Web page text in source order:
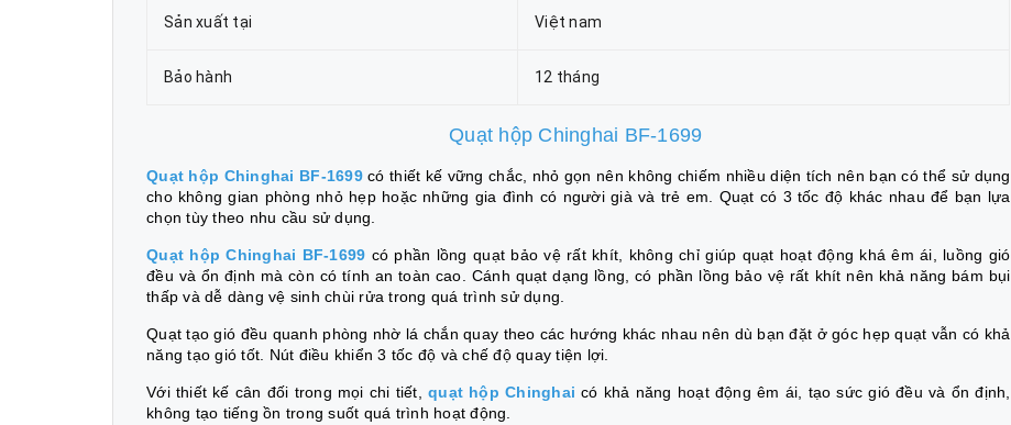
Sản xuất tại Việt nam
Bảo hành 12 tháng
Quạt hộp Chinghai BF-1699
Quạt hộp Chinghai BF-1699có thiết kế vững chắc, nhỏ gọn nên không chiếm nhiều diện tích nên bạn có thể sử dụng
cho không gian phòng nhỏ hẹp hoặc những gia đình có người già và trẻ em. Quạt có 3 tốc độ khác nhau để bạn lựa
chọn tùy theo nhu cầu sử dụng.
Quạt hộp Chinghai BF-1699 có phần lồng quạt bảo vệ rất khít, không chỉ giúp quạt hoạt động khá êm ái, luồng gió
đều và ổn định mà còn có tính an toàn cao. Cánh quạt dạng lồng, có phần lồng bảo vệ rất khít nên khả năng bám bụi
thấp và dễ dàng vệ sinh chùi rửa trong quá trình sử dụng.
Quạt tạo gió đều quanh phòng nhờ lá chắn quay theo các hướng khác nhau nên dù bạn đặt ở góc hẹp quạt vẫn có khả
năng tạo gió tốt. Nút điều khiển 3 tốc độ và chế độ quay tiện lợi.
Với thiết kế cân đối trong mọi chi tiết,quạt hộp Chinghai có khả năng hoạt động êm ái, tạo sức gió đều và ổn định,
không tạo tiếng ồn trong suốt quá trình hoạt động.